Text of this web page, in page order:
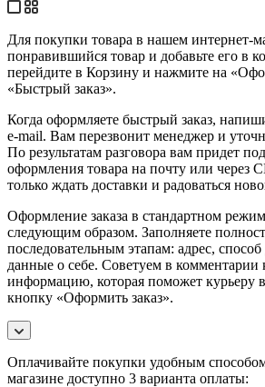
Для покупки товара в нашем интернет-
понравившийся товар и добавьте его в
перейдите в Корзину и нажмите на
«Быстрый заказ».
Когда оформляете быстрый заказ,
e-mail. Вам перезвонит менеджер и
По результатам разговора вам придет
оформления товара на почту или через
только ждать доставки и радоваться
Оформление заказа в стандартном
следующим образом. Заполняете
последовательным этапам: адрес,
данные о себе. Советуем в комментарии
информацию, которая поможет курьеру
кнопку «Оформить заказ».
Оплачивайте покупки удобным
магазине доступно 3 варианта оплаты: